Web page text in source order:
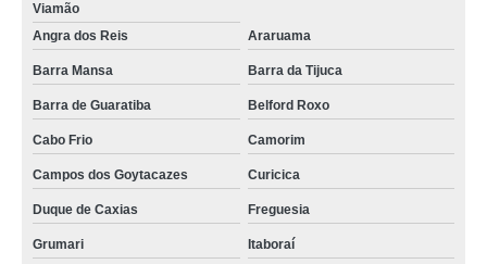
Viamão
Angra dos Reis
Araruama
Barra Mansa Barra da Tijuca
Barra de Guaratiba Belford Roxo
Cabo Frio Camorim
Campos dos Goytacazes Curicica
Duque de Caxias Freguesia
Grumari Itaboraí